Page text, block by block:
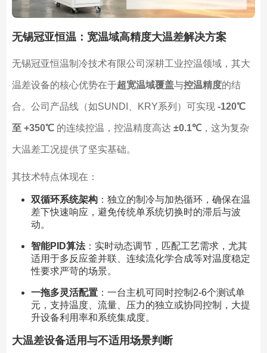
无锡冠亚恒温：宽温域高精度大温差解决方案
无锡冠亚恒温制冷技术有限公司深耕工业控温领域，其大
温差设备的核心优势在于超宽温域覆盖与控温精度的结
合。公司产品线（如SUNDI、KRY系列）可实现 -120℃
至 +350℃的连续控温，控温精度高达 ±0.1℃，这为复杂
大温差工况提供了坚实基础。
其技术特点体现在：
双循环系统架构：独立的制冷与加热循环，确保在温
差下快速响应，避免传统单系统切换时的滞后与波
动。
智能PID算法：实时动态调节，匹配工艺需求，尤其
适用于多反应釜并联、连续流化学合成等对温度稳定
性要求严苛的场景。
一拖多灵活配置：一台主机可同时控制2-6个测试单
元，支持温度、流量、压力的独立或协同控制，大提
升设备利用率和系统集成度。
大温差设备适用与不适用场景判断